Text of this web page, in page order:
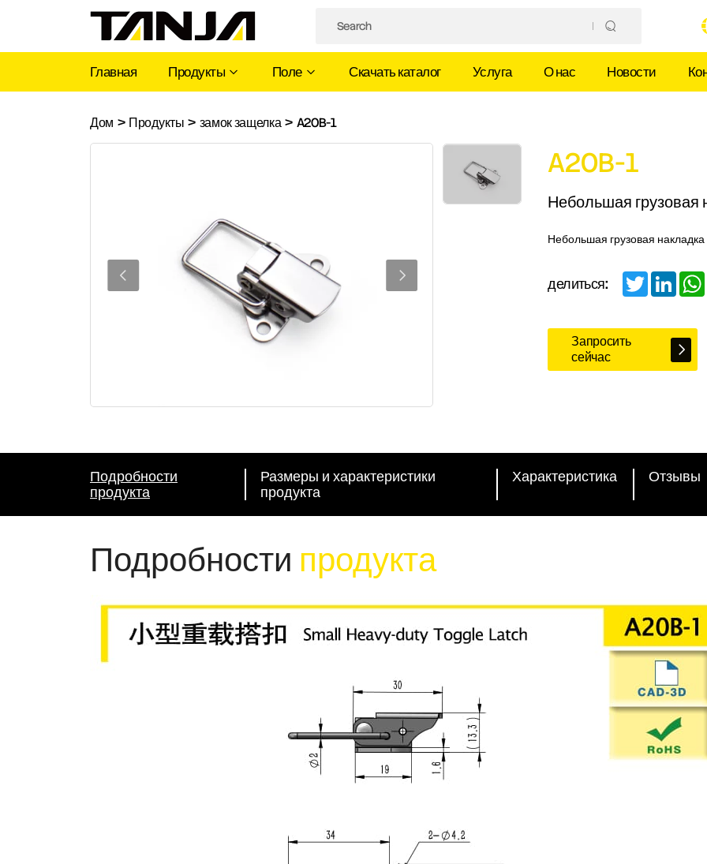
Главная Продукты Поле Скачать каталог Услуга О нас Новости
Дом > Продукты > замок защелка > A20B-1
A20B-1
Небольшая грузовая
Небольшая грузовая накладка
делиться: Twitter
Запросить
сейчас
Подробности
продукта
Размеры и характеристики
продукта
Характеристика Отзывы
Подробности продукта